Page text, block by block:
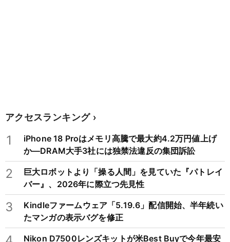
アクセスランキング
1
iPhone 18 Proはメモリ高騰で最大約4.2万円値上げ
か―DRAM大手3社には独禁法違反の集団訴訟
2
巨大ロボットより「操る人間」を見ていた『パトレイ
バー』、2026年に際立つ先見性
3
Kindleファームウェア「5.19.6」配信開始、半年続い
たマンガの表示バグを修正
Nikon D7500レンズキットが米Best Buyで今年最安